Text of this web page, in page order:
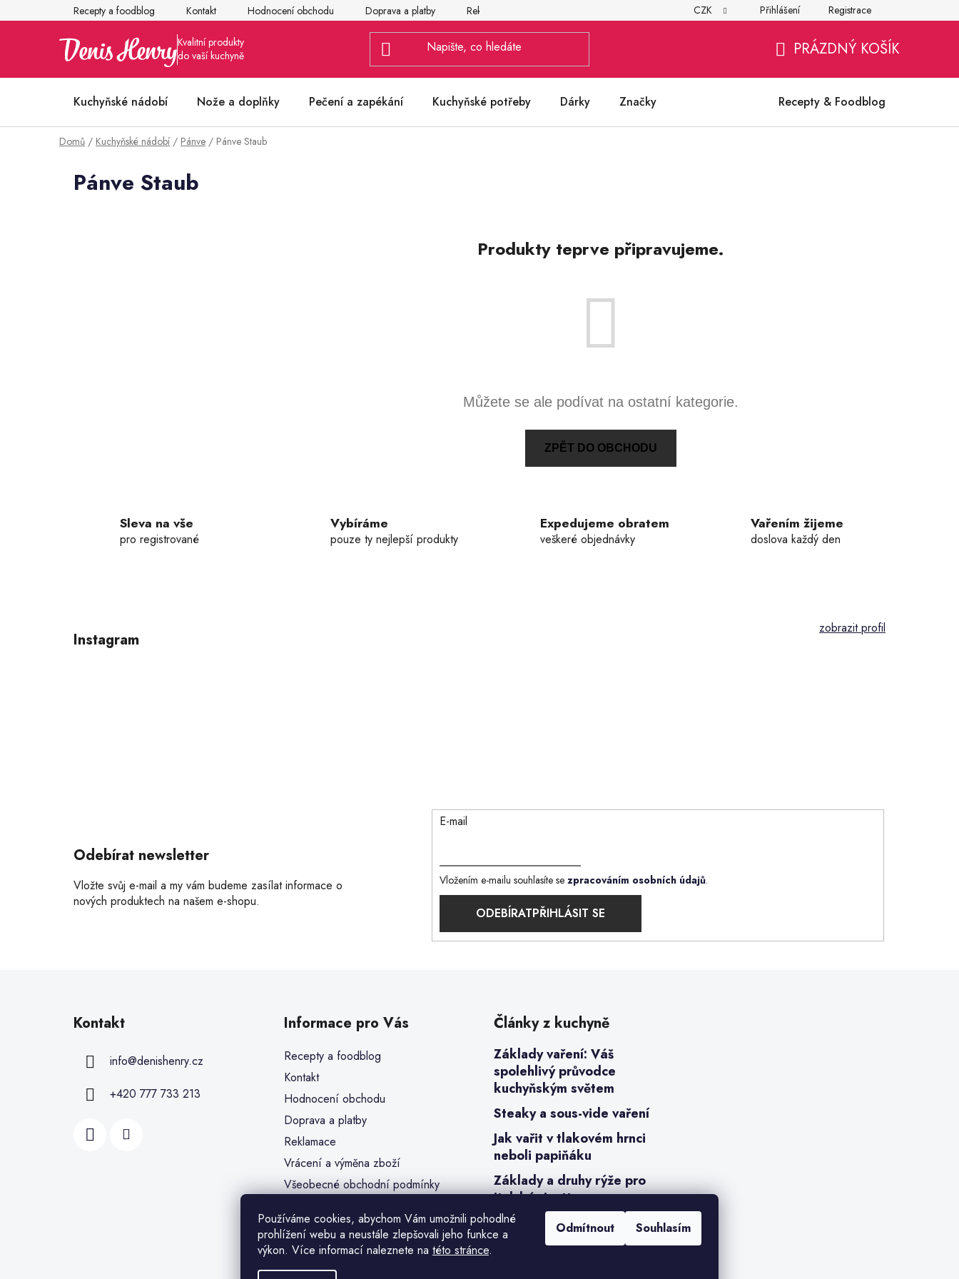
Používáme cookies, abychom Vám umožnili pohodlné
prohlížení webu a neustále zlepšovali jeho funkce a
výkon. Více informací naleznete na této stránce.
Odmítnout Souhlasím
na
Recepty a foodblog Kontakt Hodnocení obchodu Doprava a platby Reklamace Všeobecné obchodní podmínky Ochrana osobních údajů
CZK Přihlášení Registrace
KOŠÍK
PRÁZDNÝ KOŠÍK
Kuchyňské nádobí Nože a doplňky Pečení a zapékání Kuchyňské potřeby Dárky Značky Recepty & Foodblog
Články z kuchyně
Domů / Kuchyňské nádobí / Pánve / Pánve Staub
Pánve Staub
Produkty teprve připravujeme.
Můžete se ale podívat na ostatní kategorie.
ZPĚT DO OBCHODU
Sleva na vše
pro registrované
Vybíráme
pouze ty nejlepší produkty
Expedujeme obratem
veškeré objednávky
Vařením žijeme
doslova každý den
Instagram
Odebírat newsletter
Vložte svůj e-mail a my vám budeme zasílat informace o
nových produktech na našem e-shopu.
E-mail
Vložením e-mailu souhlasíte se zpracováním osobních údajů.
PŘIHLÁSIT SE
Kontakt
info@denishenry.cz
+420 777 733 213
Informace pro Vás
Recepty a foodblog
Kontakt
Hodnocení obchodu
Doprava a platby
Reklamace
Vrácení a výměna zboží
Všeobecné obchodní podmínky
Soubory cookies
Moje objednávka
Články z kuchyně
Základy vaření: Váš
spolehlivý průvodce
kuchyňským světem
Steaky a sous-vide vaření
Jak vařit v tlakovém hrnci
neboli papiňáku
Základy a druhy rýže pro
italské risotto